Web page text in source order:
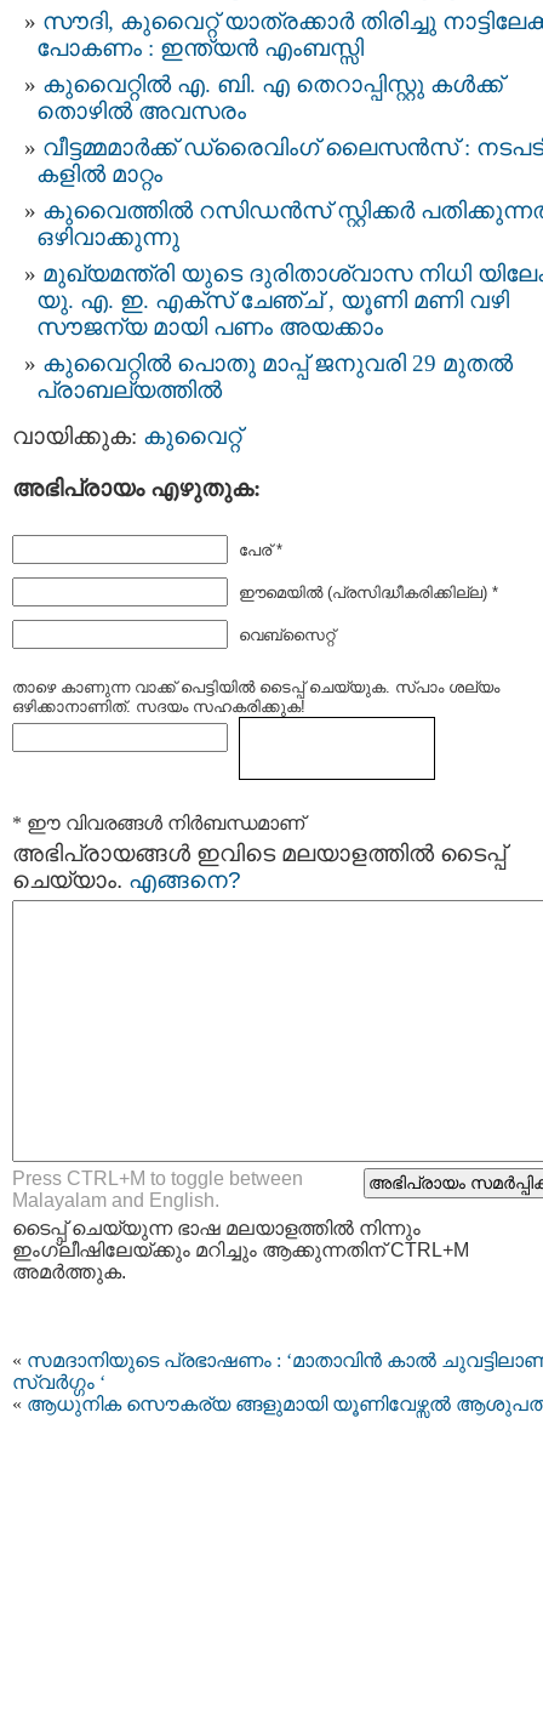
സൗ​ദി, കുവൈറ്റ് ​യാ​ത്ര​ക്കാ​ർ തിരിച്ചു
പോകണം : ഇന്ത്യന്‍ എംബസ്സി
കുവൈറ്റില്‍ എ. ബി. എ തെറാപ്പിസ്റ്റു കള്‍ക്ക്
തൊഴില്‍ അവസരം
വീട്ടമ്മമാർക്ക് ഡ്രൈവിംഗ് ലൈസന്‍സ് :
കളിൽ മാറ്റം
കുവൈത്തില്‍ റസിഡന്‍സ് സ്റ്റിക്കര്‍
ഒഴിവാക്കുന്നു
മുഖ്യമന്ത്രി യുടെ ദുരിതാശ്വാസ നിധി
യു. എ. ഇ. എക്സ് ചേഞ്ച് , യൂണി മണി വഴി
സൗജന്യ മായി പണം അയക്കാം
കുവൈറ്റിൽ പൊതു മാപ്പ് ജ​നുവ​രി 29 മു​ത​ൽ
പ്രാബല്യത്തിൽ
വായിക്കുക: കുവൈറ്റ്‌
അഭിപ്രായം എഴുതുക:
പേര് *
ഈമെയില്‍ (പ്രസിദ്ധീകരിക്കില്ല) *
വെബ്സൈറ്റ്
താഴെ കാണുന്ന വാക്ക് പെട്ടിയില്‍ ടൈപ്പ്‌ ചെയ്യുക. സ്പാം ശല്യം
ഒഴിക്കാനാണിത്. സദയം സഹകരിക്കുക!
* ഈ വിവരങ്ങള്‍ നിര്‍ബന്ധമാണ്
അഭിപ്രായങ്ങള്‍ ഇവിടെ മലയാളത്തില്‍ ടൈപ്പ്
ചെയ്യാം. എങ്ങനെ?
Press CTRL+M to toggle between
Malayalam and English.
ടൈപ്പ്‌ ചെയ്യുന്ന ഭാഷ മലയാളത്തില്‍ നിന്നും
ഇംഗ്ലീഷിലേയ്ക്കും മറിച്ചും ആക്കുന്നതിന് CTRL+M
അമര്‍ത്തുക.
« സമദാനിയുടെ പ്രഭാഷണം : ‘മാതാവിന്‍ കാല്‍
സ്വര്‍ഗ്ഗം ‘
« ആധുനിക സൌകര്യ ങ്ങളുമായി യൂണിവേഴ്സല്‍